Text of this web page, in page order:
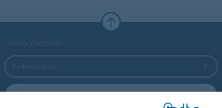
Forbo Flooring Systems